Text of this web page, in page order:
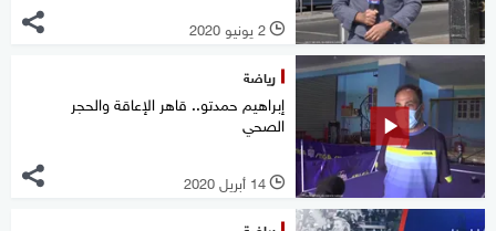
l 2 يونيو 2020
رياضة
إبراهيم حمدتو.. قاهر الإعاقة والحجر
الصحي
l 14 أبريل 2020